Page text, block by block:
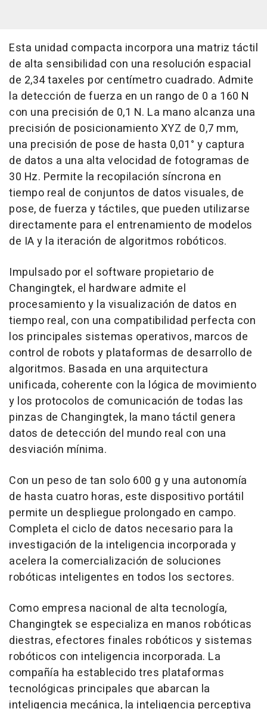
Esta unidad compacta incorpora una matriz táctil
de alta sensibilidad con una resolución espacial
de 2,34 taxeles por centímetro cuadrado. Admite
la detección de fuerza en un rango de 0 a 160 N
con una precisión de 0,1 N. La mano alcanza una
precisión de posicionamiento XYZ de 0,7 mm,
una precisión de pose de hasta 0,01° y captura
de datos a una alta velocidad de fotogramas de
30 Hz. Permite la recopilación síncrona en
tiempo real de conjuntos de datos visuales, de
pose, de fuerza y táctiles, que pueden utilizarse
directamente para el entrenamiento de modelos
de IA y la iteración de algoritmos robóticos.
Impulsado por el software propietario de
Changingtek, el hardware admite el
procesamiento y la visualización de datos en
tiempo real, con una compatibilidad perfecta con
los principales sistemas operativos, marcos de
control de robots y plataformas de desarrollo de
algoritmos. Basada en una arquitectura
unificada, coherente con la lógica de movimiento
y los protocolos de comunicación de todas las
pinzas de Changingtek, la mano táctil genera
datos de detección del mundo real con una
desviación mínima.
Con un peso de tan solo 600 g y una autonomía
de hasta cuatro horas, este dispositivo portátil
permite un despliegue prolongado en campo.
Completa el ciclo de datos necesario para la
investigación de la inteligencia incorporada y
acelera la comercialización de soluciones
robóticas inteligentes en todos los sectores.
Como empresa nacional de alta tecnología,
Changingtek se especializa en manos robóticas
diestras, efectores finales robóticos y sistemas
robóticos con inteligencia incorporada. La
compañía ha establecido tres plataformas
tecnológicas principales que abarcan la
inteligencia mecánica, la inteligencia perceptiva